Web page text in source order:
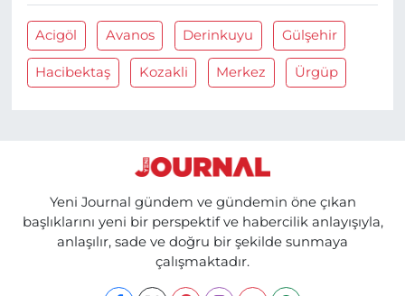
Acigöl Avanos Derinkuyu Gülşehir
Hacibektaş Kozakli Merkez Ürgüp
Yeni Journal gündem ve gündemin öne çıkan
başlıklarını yeni bir perspektif ve habercilik anlayışıyla,
anlaşılır, sade ve doğru bir şekilde sunmaya
çalışmaktadır.